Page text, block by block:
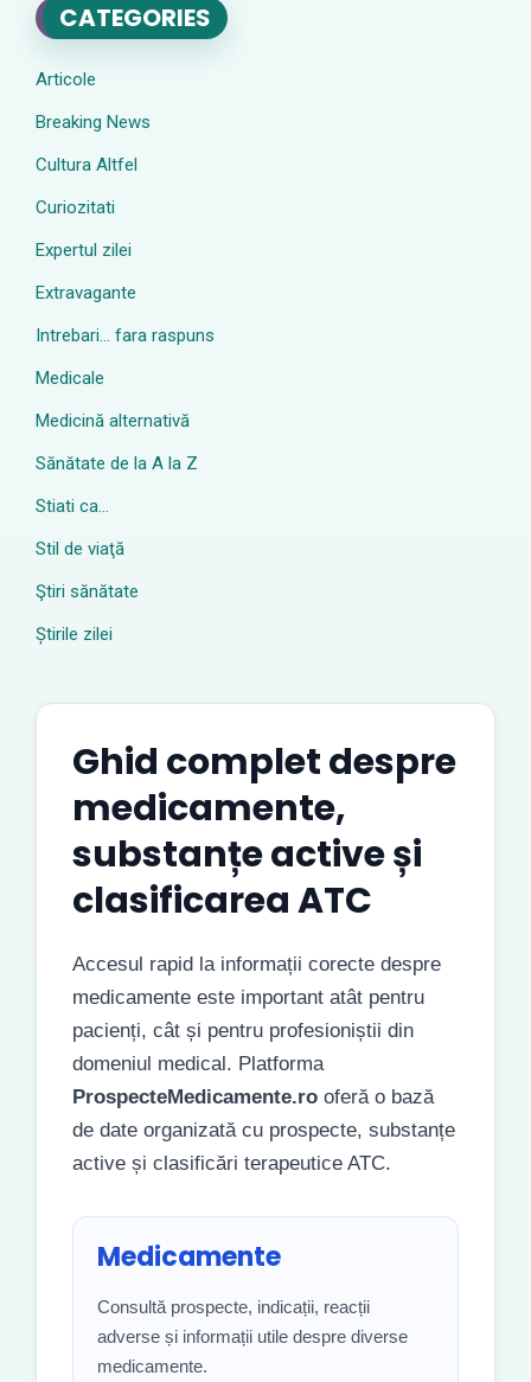
CATEGORIES
Articole
Breaking News
Cultura Altfel
Curiozitati
Expertul zilei
Extravagante
Intrebari… fara raspuns
Medicale
Medicină alternativă
Sănătate de la A la Z
Stiati ca…
Stil de viaţă
Ştiri sănătate
Știrile zilei
Ghid complet despre
medicamente,
substanțe active și
clasificarea ATC
Accesul rapid la informații corecte despre
medicamente este important atât pentru
pacienți, cât și pentru profesioniștii din
domeniul medical. Platforma
ProspecteMedicamente.ro oferă o bază
de date organizată cu prospecte, substanțe
active și clasificări terapeutice ATC.
Medicamente
Consultă prospecte, indicații, reacții
adverse și informații utile despre diverse
medicamente.